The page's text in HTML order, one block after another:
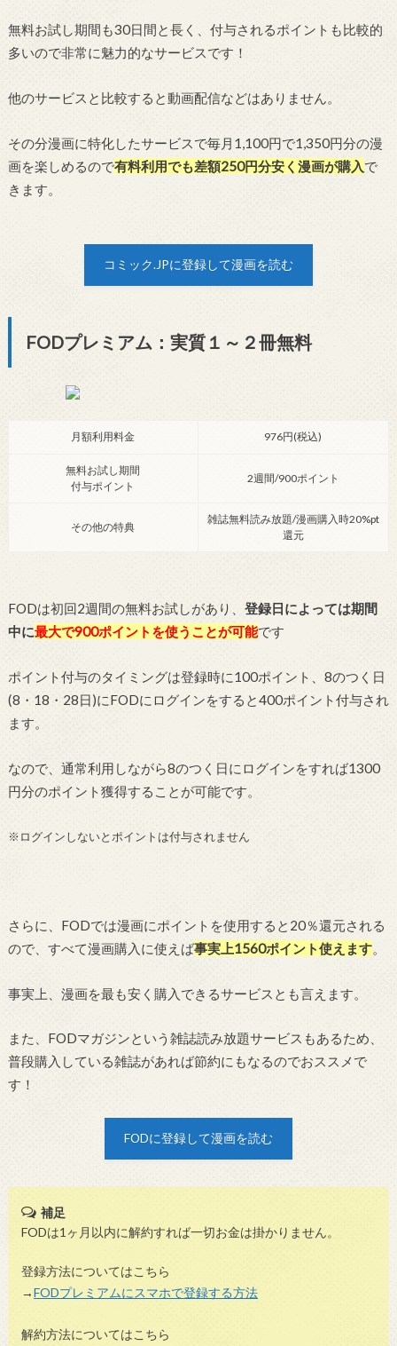
無料お試し期間も30日間と長く、付与されるポイントも比較的
多いので非常に魅力的なサービスです！
他のサービスと比較すると動画配信などはありません。
その分漫画に特化したサービスで毎月1,100円で1,350円分の漫
画を楽しめるので有料利用でも差額250円分安く漫画が購入 で
きます。
コミック.JPに登録して漫画を読む
FODプレミアム：実質１～２冊無料
月額利用料金 976円(税込)
無料お試し期間
付与ポイント
2週間/900ポイント
その他の特典
雑誌無料読み放題/漫画購入時20%pt
還元
FODは初回2週間の無料お試しがあり、 登録日によっては期間
中に最大で900ポイントを使うことが可能です
ポイント付与のタイミングは登録時に100ポイント、8のつく日
(8・18・28日)にFODにログインをすると400ポイント付与され
ます。
なので、通常利用しながら8のつく日にログインをすれば1300
円分のポイント獲得することが可能です。
※ログインしないとポイントは付与されません
さらに、FODでは漫画にポイントを使用すると20％還元される
ので、すべて漫画購入に使えば事実上1560ポイント使えます。
事実上、漫画を最も安く購入できるサービスとも言えます。
また、FODマガジンという雑誌読み放題サービスもあるため、
普段購入している雑誌があれば節約にもなるのでおススメで
す！
FODに登録して漫画を読む
補足
FODは1ヶ月以内に解約すれば一切お金は掛かりません。
登録方法についてはこちら
→FODプレミアムにスマホで登録する方法
解約方法についてはこちら